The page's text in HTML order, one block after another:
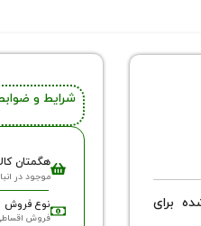
برای
شرایط و
هگمتان
موجود در
نوع فروش
فروش